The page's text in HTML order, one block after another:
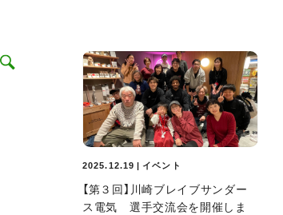
2025.12.19 | イベント
【第３回】川崎ブレイブサンダー
ス電気 選手交流会を開催しま